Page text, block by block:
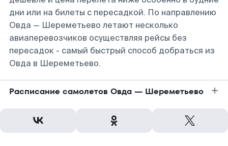
дни или на билеты с пересадкой. По направлению
Овда — Шереметьево летают несколько
авиаперевозчиков осуществляя рейсы без
пересадок - самый быстрый способ добраться из
Овда в Шереметьево.
Расписание самолетов Овда — Шереметьево